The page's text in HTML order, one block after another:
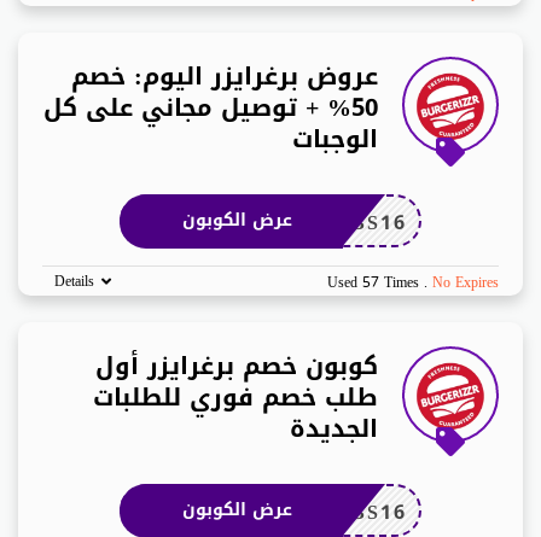
عروض برغرايزر اليوم: خصم
50% + توصيل مجاني على كل
الوجبات
BS16 عرض الكوبون
Used 57 Times . No Expires
Details
كوبون خصم برغرايزر أول
طلب خصم فوري للطلبات
الجديدة
BS16 عرض الكوبون